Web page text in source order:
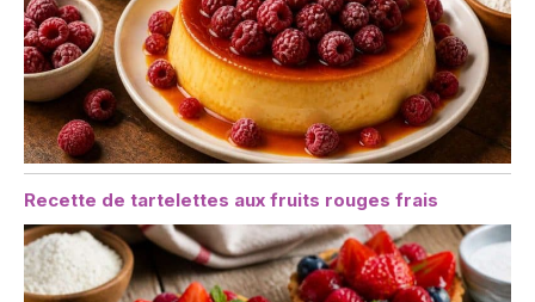
Recette de tartelettes aux fruits rouges frais